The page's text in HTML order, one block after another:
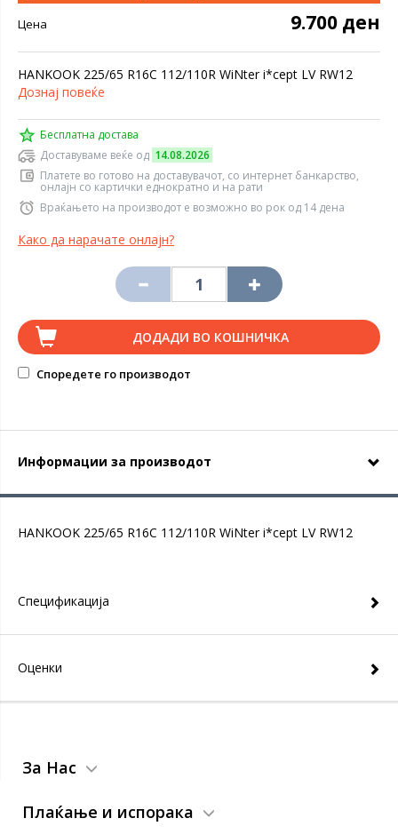
Цена 9.700 ден
HANKOOK 225/65 R16C 112/110R WiNter i*cept LV RW12
Дознај повеќе
Бесплатна достава
Доставуваме веќе од 14.08.2026
Платете во готово на доставувачот, со интернет банкарство,
онлајн со картички еднократно и на рати
Враќањето на производот е возможно во рок од 14 дена
Како да нарачате онлајн?
ДОДАДИ ВО КОШНИЧКА
Споредете го производот
Информации за производот
HANKOOK 225/65 R16C 112/110R WiNter i*cept LV RW12
Спецификација
Оценки
За Нас
Плаќање и испорака